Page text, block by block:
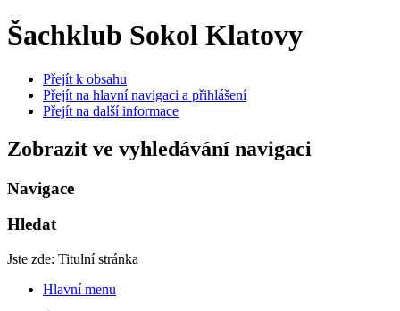
Šachklub Sokol Klatovy
Přejít k obsahu
Přejít na hlavní navigaci a přihlášení
Přejít na další informace
Zobrazit ve vyhledávání navigaci
Navigace
Hledat
Jste zde: Titulní stránka
Hlavní menu